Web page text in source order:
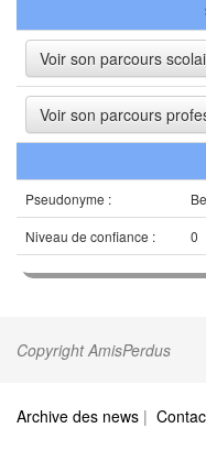
Voir son parcours
Voir son parcours
Pseudonyme :
Niveau de confiance :
0
Copyright AmisPerdus
Archive des news |